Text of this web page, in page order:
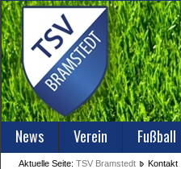
News Verein Fußball
Aktuelle Seite: TSV Bramstedt Kontakt